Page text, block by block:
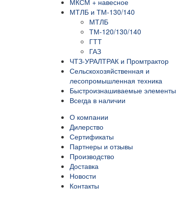
МКСМ + навесное
МТЛБ и ТМ-130/140
МТЛБ
ТМ-120/130/140
ГТТ
ГАЗ
ЧТЗ-УРАЛТРАК и Промтрактор
Сельскохозяйственная и
лесопромышленная техника
Быстроизнашиваемые элементы
Всегда в наличии
О компании
Дилерство
Сертификаты
Партнеры и отзывы
Производство
Доставка
Новости
Контакты